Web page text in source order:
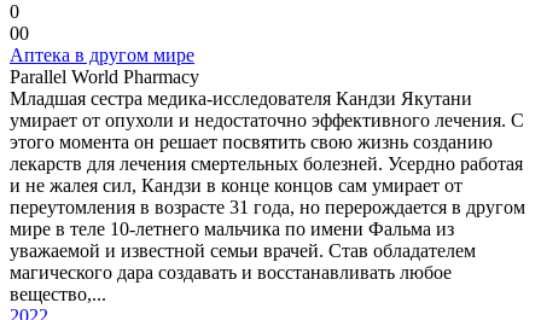
0
00
Аптека в другом мире
Parallel World Pharmacy
Младшая сестра медика-исследователя Кандзи Якутани
умирает от опухоли и недостаточно эффективного лечения. С
этого момента он решает посвятить свою жизнь созданию
лекарств для лечения смертельных болезней. Усердно работая
и не жалея сил, Кандзи в конце концов сам умирает от
переутомления в возрасте 31 года, но перерождается в другом
мире в теле 10-летнего мальчика по имени Фальма из
уважаемой и известной семьи врачей. Став обладателем
магического дара создавать и восстанавливать любое
вещество,...
2022